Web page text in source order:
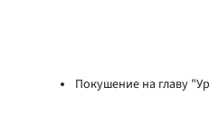
Покушение на главу